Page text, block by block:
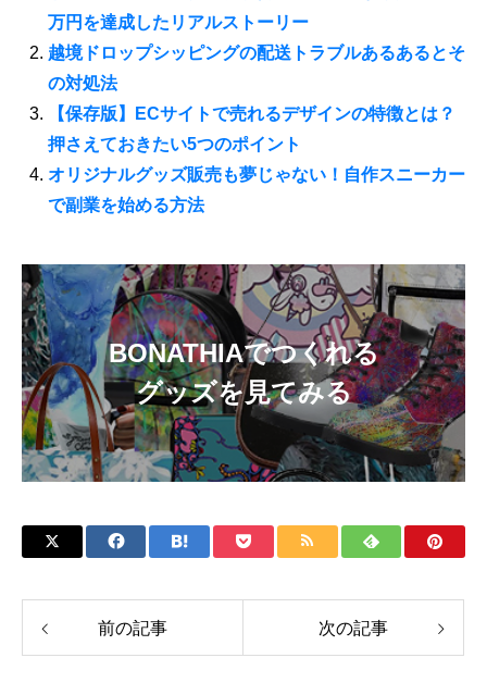
万円を達成したリアルストーリー
越境ドロップシッピングの配送トラブルあるあるとそ
の対処法
【保存版】ECサイトで売れるデザインの特徴とは？
押さえておきたい5つのポイント
オリジナルグッズ販売も夢じゃない！自作スニーカー
で副業を始める方法
BONATHIAでつくれる
グッズを見てみる
前の記事 次の記事